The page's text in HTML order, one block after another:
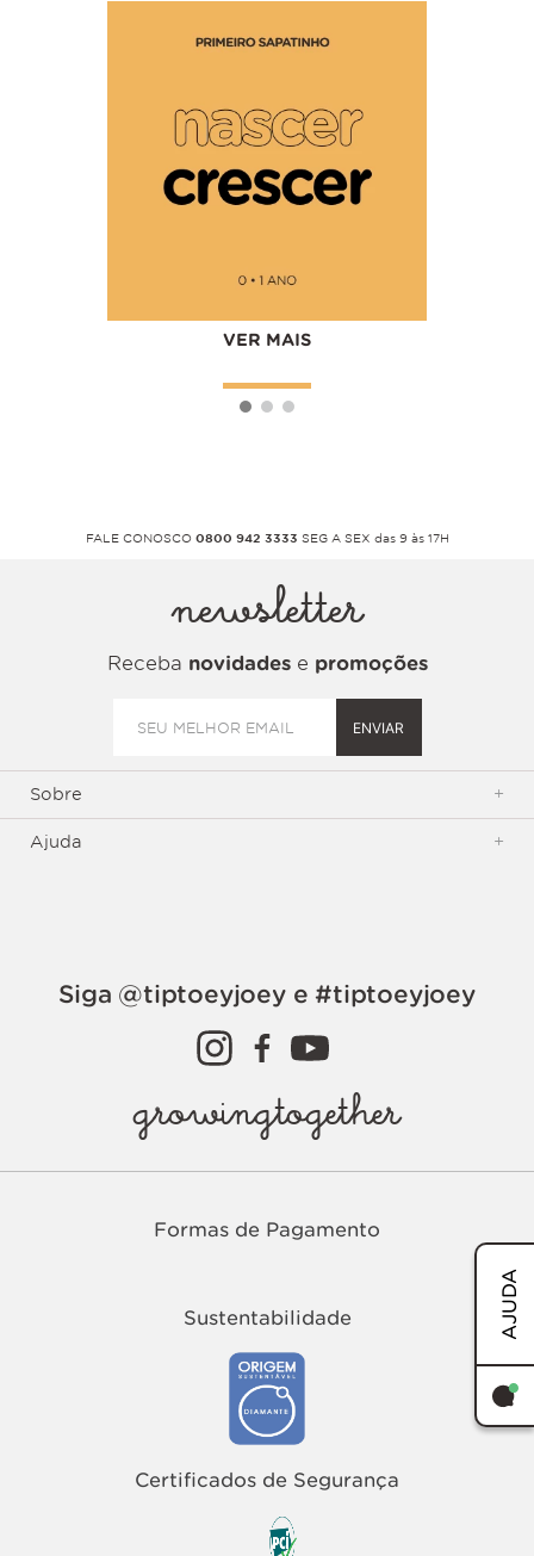
AJUDA
VER MAIS
FALE CONOSCO 0800 942 3333 SEG A SEX das 9 às 17H
newsletter
Receba novidadese promoções
ENVIAR
Sobre +
Ajuda +
Siga @tiptoeyjoey e #tiptoeyjoey
growingtogether
Formas de Pagamento
Sustentabilidade
Certificados de Segurança